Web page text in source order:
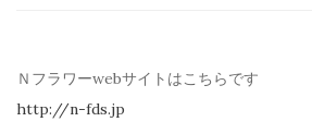
Ｎフラワーwebサイトはこちらです
http://n-fds.jp